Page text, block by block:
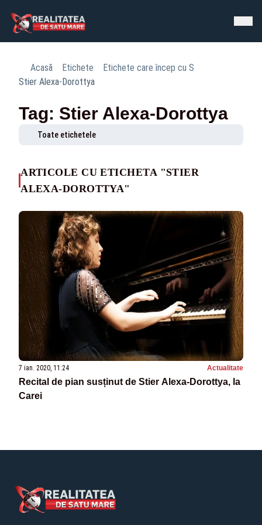
Acasă Etichete
Etichete care încep cu S
Stier Alexa-Dorottya
Tag: Stier Alexa-Dorottya
Toate etichetele
ARTICOLE CU ETICHETA "STIER
ALEXA-DOROTTYA"
7 ian. 2020, 11:24 Actualitate
Recital de pian susținut de Stier Alexa-Dorottya, la
Carei